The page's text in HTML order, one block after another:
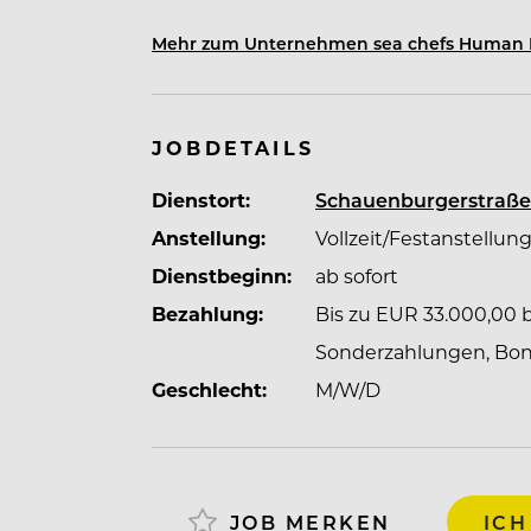
Für den reibungslosen Ablauf an Bord
administrativen und operativen
Mehr zum Unternehmen sea chefs Human
JOBDETAILS
Dienstort:
Anstellung:
Vollzeit/Festanstellung
Dienstbeginn:
ab sofort
Bezahlung:
Bis zu EUR
Sonderzahlungen,
Geschlecht:
M/W/D
JOB MERKEN